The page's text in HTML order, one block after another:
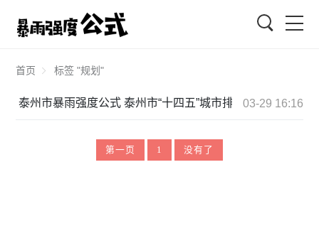
首页 标签 "规划"
泰州市暴雨强度公式 泰州市“十四五”城市排水（雨水）防
03-29 16:16
第一页 1 没有了